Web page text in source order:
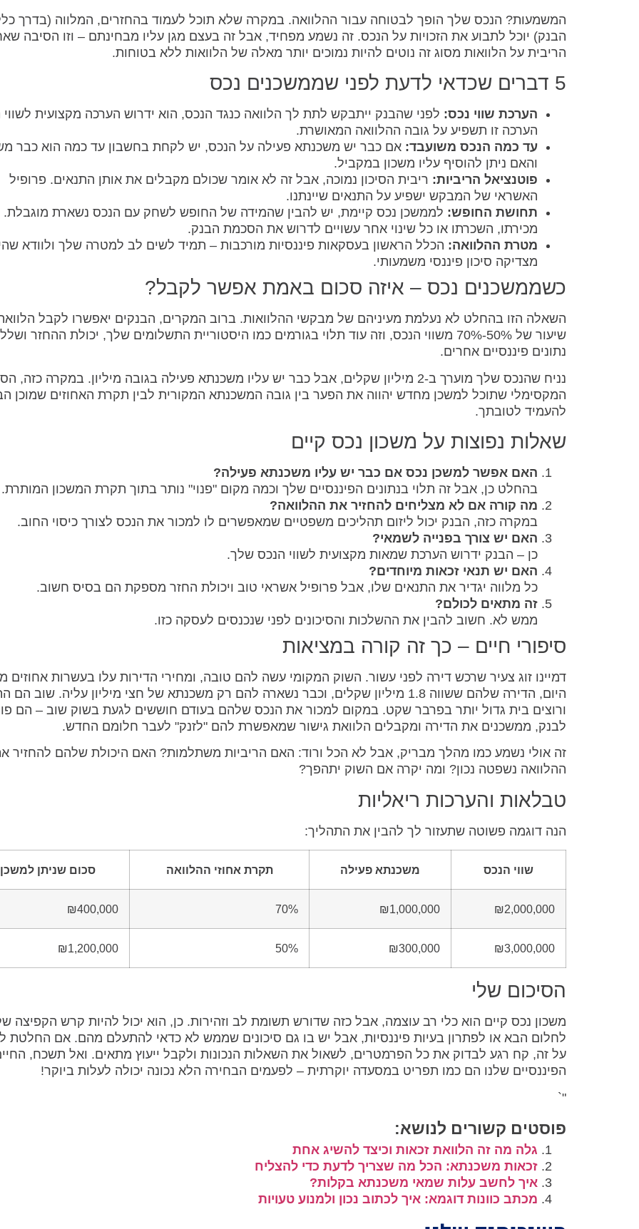
המשמעות? הנכס שלך הופך לבטוחה עבור ההלוואה. במקרה שלא תוכל לעמוד בהחזרים, המלווה (בדרך
הבנק) יוכל לתבוע את הזכויות על הנכס. זה נשמע מפחיד, אבל זה בעצם מגן עליו מבחינתם – וזו הסיבה
הריבית על הלוואות מסוג זה נוטים להיות נמוכים יותר מאלה של הלוואות ללא בטוחות.
5 דברים שכדאי לדעת לפני שממשכנים נכס
הערכת שווי נכס: לפני שהבנק ייתבקש לתת לך הלוואה כנגד הנכס, הוא ידרוש הערכה מקצועית לשווי
הערכה זו תשפיע על גובה ההלוואה המאושרת.
עד כמה הנכס משועבד: אם כבר יש משכנתא פעילה על הנכס, יש לקחת בחשבון עד כמה הוא כבר
והאם ניתן להוסיף עליו משכון במקביל.
פוטנציאל הריביות: ריבית הסיכון נמוכה, אבל זה לא אומר שכולם מקבלים את אותן התנאים. פרופיל
האשראי של המבקש ישפיע על התנאים שיינתנו.
תחושת החופש: לממשכן נכס קיימת, יש להבין שהמידה של החופש לשחק עם הנכס נשארת מוגבלת.
מכירתו, השכרתו או כל שינוי אחר עשויים לדרוש את הסכמת הבנק.
מטרת ההלוואה: הכלל הראשון בעסקאות פיננסיות מורכבות – תמיד לשים לב למטרה שלך ולוודא
מצדיקה סיכון פיננסי משמעותי.
כשממשכנים נכס – איזה סכום באמת אפשר לקבל?
השאלה הזו בהחלט לא נעלמת מעיניהם של מבקשי ההלוואות. ברוב המקרים, הבנקים יאפשרו לקבל
שיעור של 50%-70% משווי הנכס, וזה עוד תלוי בגורמים כמו היסטוריית התשלומים שלך, יכולת ההחזר ושלל
נתונים פיננסיים אחרים.
נניח שהנכס שלך מוערך ב-2 מיליון שקלים, אבל כבר יש עליו משכנתא פעילה בגובה מיליון. במקרה כזה,
המקסימלי שתוכל למשכן מחדש יהווה את הפער בין גובה המשכנתא המקורית לבין תקרת האחוזים שמוכן
להעמיד לטובתך.
שאלות נפוצות על משכון נכס קיים
האם אפשר למשכן נכס אם כבר יש עליו משכנתא פעילה?
בהחלט כן, אבל זה תלוי בנתונים הפיננסיים שלך וכמה מקום "פנוי" נותר בתוך תקרת המשכון המותרת.
מה קורה אם לא מצליחים להחזיר את ההלוואה?
במקרה כזה, הבנק יכול ליזום תהליכים משפטיים שמאפשרים לו למכור את הנכס לצורך כיסוי החוב.
האם יש צורך בפנייה לשמאי?
כן – הבנק ידרוש הערכת שמאות מקצועית לשווי הנכס שלך.
האם יש תנאי זכאות מיוחדים?
כל מלווה יגדיר את התנאים שלו, אבל פרופיל אשראי טוב ויכולת החזר מספקת הם בסיס חשוב.
זה מתאים לכולם?
ממש לא. חשוב להבין את ההשלכות והסיכונים לפני שנכנסים לעסקה כזו.
סיפורי חיים – כך זה קורה במציאות
דמיינו זוג צעיר שרכש דירה לפני עשור. השוק המקומי עשה להם טובה, ומחירי הדירות עלו בעשרות אחוזים
היום, הדירה שלהם ששווה 1.8 מיליון שקלים, וכבר נשארה להם רק משכנתא של חצי מיליון עליה. שוב
ורוצים בית גדול יותר בפרבר שקט. במקום למכור את הנכס שלהם בעודם חוששים לגעת בשוק שוב – הם
לבנק, ממשכנים את הדירה ומקבלים הלוואת גישור שמאפשרת להם "לזנק" לעבר חלומם החדש.
זה אולי נשמע כמו מהלך מבריק, אבל לא הכל ורוד: האם הריביות משתלמות? האם היכולת שלהם להחזיר
ההלוואה נשפטה נכון? ומה יקרה אם השוק יתהפך?
טבלאות והערכות ריאליות
הנה דוגמה פשוטה שתעזור לך להבין את התהליך:
שווי הנכס משכנתא פעילה תקרת אחוזי ההלוואה סכום שניתן למשכן
₪2,000,000
₪1,000,000
70%
₪400,000
₪3,000,000
₪300,000
50%
₪1,200,000
הסיכום שלי
משכון נכס קיים הוא כלי רב עוצמה, אבל כזה שדורש תשומת לב וזהירות. כן, הוא יכול להיות קרש הקפיצה
לחלום הבא או לפתרון בעיות פיננסיות, אבל יש בו גם סיכונים שממש לא כדאי להתעלם מהם. אם החלטת
על זה, קח רגע לבדוק את כל הפרמטרים, לשאול את השאלות הנכונות ולקבל ייעוץ מתאים. ואל תשכח,
הפיננסיים שלנו הם כמו תפריט במסעדה יוקרתית – לפעמים הבחירה הלא נכונה יכולה לעלות ביוקר!
"`
פוסטים קשורים לנושא:
גלה מה זה הלוואת זכאות וכיצד להשיג אחת
זכאות משכנתא: הכל מה שצריך לדעת כדי להצליח
איך לחשב עלות שמאי משכנתא בקלות?
מכתב כוונות דוגמא: איך לכתוב נכון ולמנוע טעויות